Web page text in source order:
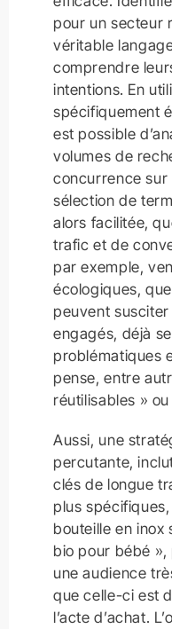
pour un secteur
véritable
comprendre
intentions. En
spécifiquement
est possible
volumes de
concurrence sur
sélection de
alors facilitée,
trafic et de
par exemple,
écologiques,
peuvent
engagés, déjà
problématiques
pense, entre
réutilisables »
Aussi, une
percutante,
clés de longue
plus
bouteille en inox
bio pour bébé
une audience
que celle-ci est
l’acte d’achat.